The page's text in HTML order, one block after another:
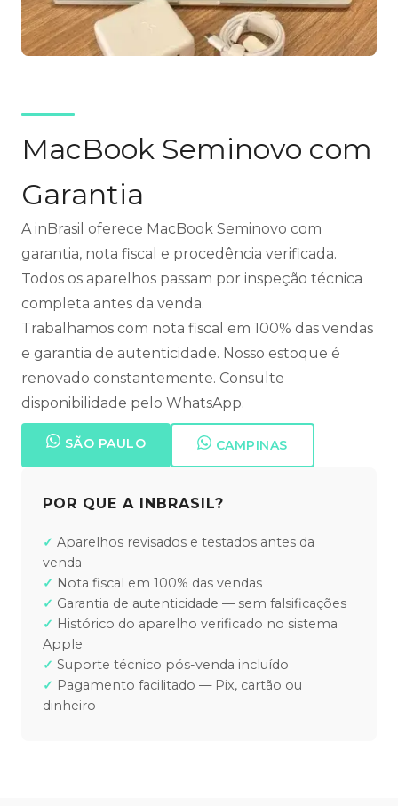
MacBook Seminovo com
Garantia
A inBrasil oferece MacBook Seminovo com
garantia, nota fiscal e procedência verificada.
Todos os aparelhos passam por inspeção técnica
completa antes da venda.
Trabalhamos com nota fiscal em 100% das vendas
e garantia de autenticidade. Nosso estoque é
renovado constantemente. Consulte
disponibilidade pelo WhatsApp.
SÃO PAULO CAMPINAS
POR QUE A INBRASIL?
Aparelhos revisados e testados antes da
venda
Nota fiscal em 100% das vendas
Garantia de autenticidade — sem falsificações
Histórico do aparelho verificado no sistema
Apple
Suporte técnico pós-venda incluído
Pagamento facilitado — Pix, cartão ou
dinheiro